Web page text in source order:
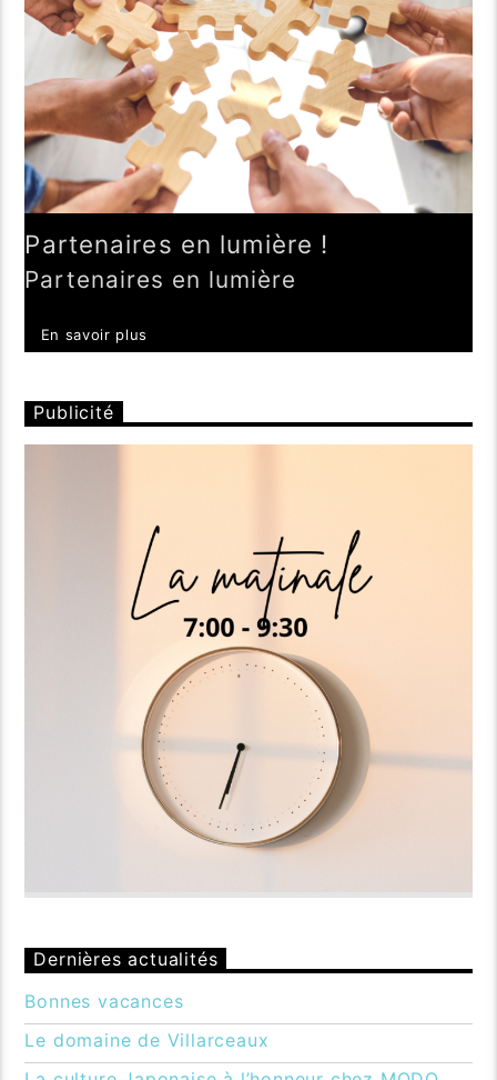
Partenaires en lumière !
Partenaires en lumière
En savoir plus
Publicité
Dernières actualités
Bonnes vacances
Le domaine de Villarceaux